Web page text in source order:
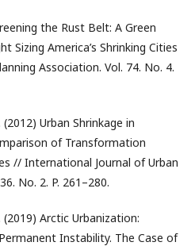
the Rust Belt: A Green
Sizing America’s Shrinking Cities
Association. Vol. 74. No. 4.
Urban Shrinkage in
of Transformation
// International Journal of Urban
No. 2. P. 261–280.
Arctic Urbanization:
Instability. The Case of